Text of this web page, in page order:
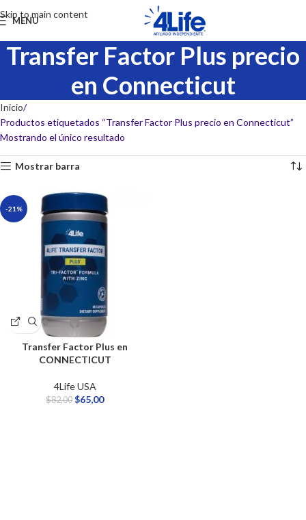
Skip to main content
MENU
Transfer Factor Plus precio
en Connecticut
Inicio
Productos etiquetados “Transfer Factor Plus precio en Connecticut”
Mostrando el único resultado
Mostrar barra
-21%
Transfer Factor Plus en
CONNECTICUT
4Life USA
$82,00 $65,00